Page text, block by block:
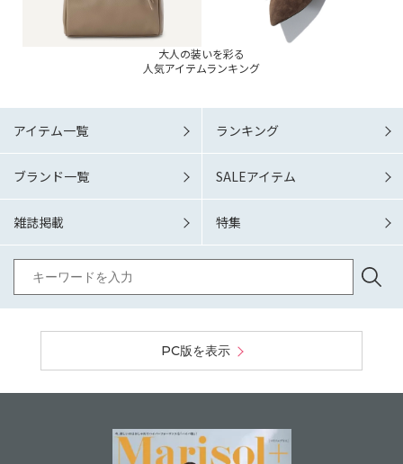
大人の装いを彩る
人気アイテムランキング
アイテム一覧 ランキング
ブランド一覧 SALEアイテム
雑誌掲載 特集
PC版を表示